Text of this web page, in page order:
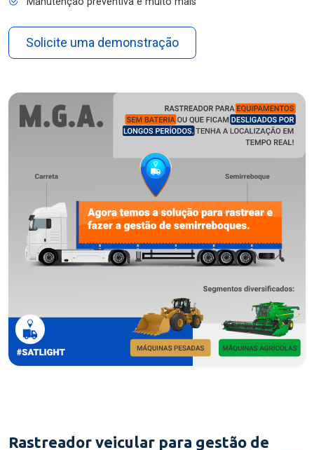
Solicite uma demonstração
Rastreador veicular para gestão de